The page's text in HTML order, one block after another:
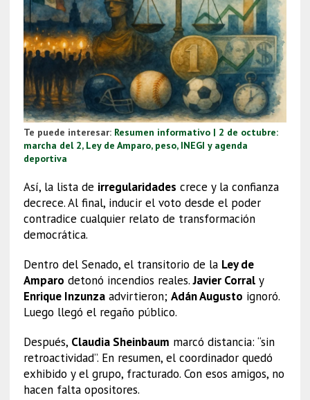
Te puede interesar: Resumen informativo | 2 de octubre:
marcha del 2, Ley de Amparo, peso, INEGI y agenda
deportiva
Así, la lista de irregularidades crece y la confianza
decrece. Al final, inducir el voto desde el poder
contradice cualquier relato de transformación
democrática.
Dentro del Senado, el transitorio de la Ley de
Amparo detonó incendios reales.Javier Corraly
Enrique Inzunzaadvirtieron; Adán Augusto ignoró.
Luego llegó el regaño público.
Después, Claudia Sheinbaum marcó distancia: “sin
retroactividad”. En resumen, el coordinador quedó
exhibido y el grupo, fracturado. Con esos amigos, no
hacen falta opositores.